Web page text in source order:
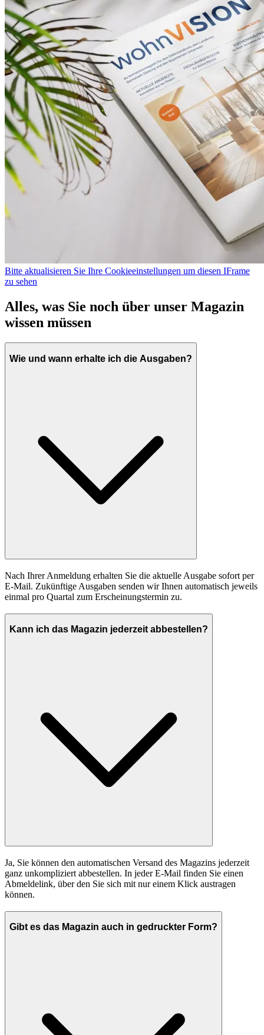
Bitte aktualisieren Sie Ihre Cookieeinstellungen um diesen IFrame
zu sehen
Alles, was Sie noch über unser Magazin
wissen müssen
Wie und wann erhalte ich die Ausgaben?
Nach Ihrer Anmeldung erhalten Sie die aktuelle Ausgabe sofort per
E-Mail. Zukünftige Ausgaben senden wir Ihnen automatisch jeweils
einmal pro Quartal zum Erscheinungstermin zu.
Kann ich das Magazin jederzeit abbestellen?
Ja, Sie können den automatischen Versand des Magazins jederzeit
ganz unkompliziert abbestellen. In jeder E-Mail finden Sie einen
Abmeldelink, über den Sie sich mit nur einem Klick austragen
können.
Gibt es das Magazin auch in gedruckter Form?